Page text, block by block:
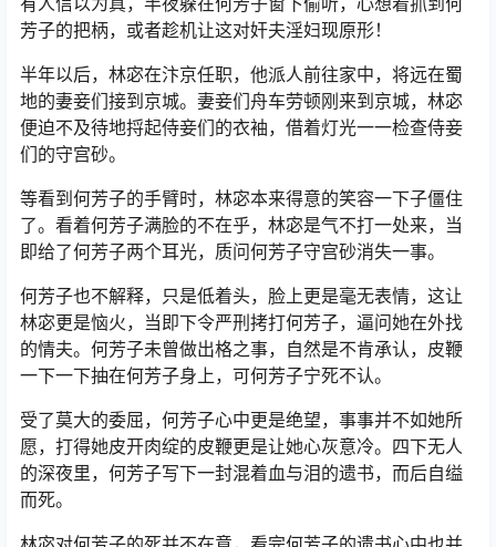
芳子的把柄，或者趁机让这对奸夫淫妇现原形！
半年以后，林宓在汴京任职，他派人前往家中，将远在蜀
地的妻妾们接到京城。妻妾们舟车劳顿刚来到京城，林宓
便迫不及待地捋起侍妾们的衣袖，借着灯光一一检查侍妾
们的守宫砂。
等看到何芳子的手臂时，林宓本来得意的笑容一下子僵住
了。看着何芳子满脸的不在乎，林宓是气不打一处来，当
即给了何芳子两个耳光，质问何芳子守宫砂消失一事。
何芳子也不解释，只是低着头，脸上更是毫无表情，这让
林宓更是恼火，当即下令严刑拷打何芳子，逼问她在外找
的情夫。何芳子未曾做出格之事，自然是不肯承认，皮鞭
一下一下抽在何芳子身上，可何芳子宁死不认。
受了莫大的委屈，何芳子心中更是绝望，事事并不如她所
愿，打得她皮开肉绽的皮鞭更是让她心灰意冷。四下无人
的深夜里，何芳子写下一封混着血与泪的遗书，而后自缢
而死。